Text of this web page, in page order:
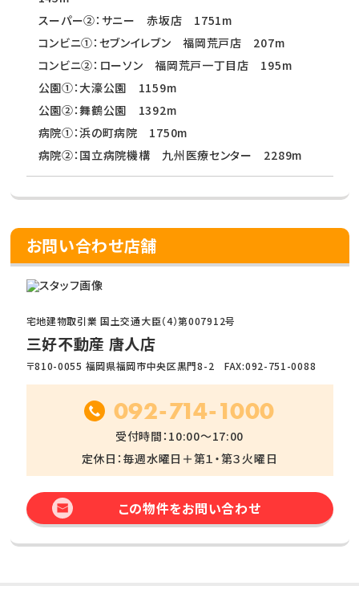
スーパー②：サニー 赤坂店 1751m
コンビニ①：セブンイレブン 福岡荒戸店 207m
コンビニ②：ローソン 福岡荒戸一丁目店 195m
公園①：大濠公園 1159m
公園②：舞鶴公園 1392m
病院①：浜の町病院 1750m
病院②：国立病院機構 九州医療センター 2289m
お問い合わせ店舗
宅地建物取引業 国土交通大臣（4）第007912号
三好不動産 唐人店
〒810-0055 福岡県福岡市中央区黒門8-2 FAX:092-751-0088
092-714-1000
受付時間：10:00～17:00
定休日：毎週水曜日＋第１・第３火曜日
この物件をお問い合わせ